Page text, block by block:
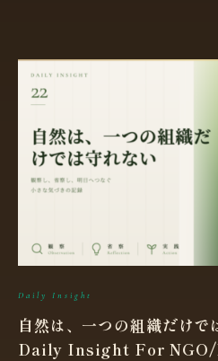
Daily Insight
自然は、一つの組織だけ
Daily Insight For NGO/